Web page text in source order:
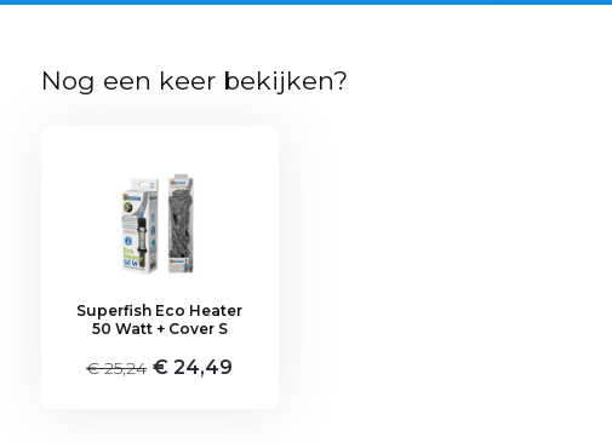
Nog een keer bekijken?
Superfish Eco Heater
50 Watt + Cover S
€ 25,24 € 24,49